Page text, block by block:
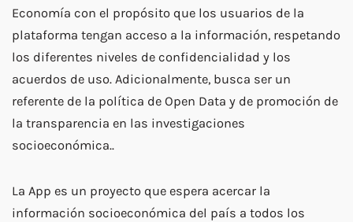
Economía con el propósito que los usuarios de la
plataforma tengan acceso a la información, respetando
los diferentes niveles de confidencialidad y los
acuerdos de uso. Adicionalmente, busca ser un
referente de la política de Open Data y de promoción de
la transparencia en las investigaciones
socioeconómica..
La App es un proyecto que espera acercar la
información socioeconómica del país a todos los